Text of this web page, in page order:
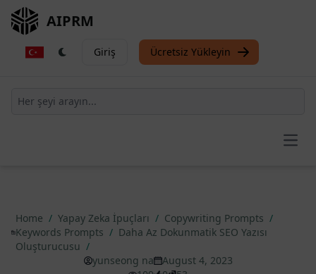
AIPRM
Giriş Ücretsiz Yükleyin
Home / Yapay Zeka İpuçları / Copywriting Prompts /
Keywords Prompts / Daha Az Dokunmatik SEO Yazısı
Oluşturucusu /
yunseong na
August 4, 2023